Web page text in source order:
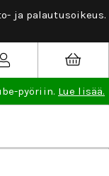
Lue
pyöriin. Lue lisää.